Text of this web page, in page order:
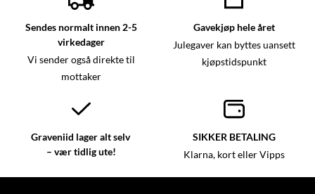
Sendes normalt innen 2-5
virkedager
Vi sender også direkte til
mottaker
Gavekjøp hele året
Julegaver kan byttes uansett
kjøpstidspunkt
Graveniid lager alt selv
– vær tidlig ute!
SIKKER BETALING
Klarna, kort eller Vipps